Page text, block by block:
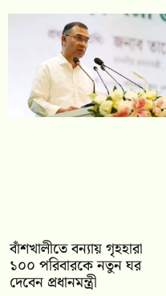
বাঁশখালীতে বন্যায় গৃহহারা
১০০ পরিবারকে নতুন ঘর
দেবেন প্রধানমন্ত্রী